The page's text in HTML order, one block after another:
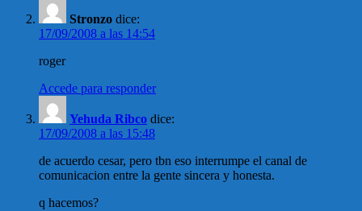
Stronzo dice:
17/09/2008 a las 14:54
roger
Accede para responder
Yehuda Ribco dice:
17/09/2008 a las 15:48
de acuerdo cesar, pero tbn eso interrumpe el canal de
comunicacion entre la gente sincera y honesta.
q hacemos?